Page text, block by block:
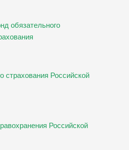
обязательного
страхования Российской
Российской